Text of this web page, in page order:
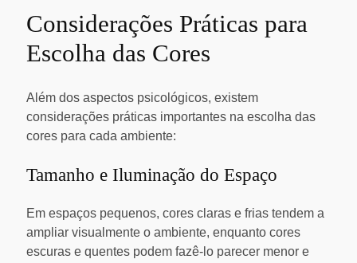
Considerações Práticas para
Escolha das Cores
Além dos aspectos psicológicos, existem
considerações práticas importantes na escolha das
cores para cada ambiente:
Tamanho e Iluminação do Espaço
Em espaços pequenos, cores claras e frias tendem a
ampliar visualmente o ambiente, enquanto cores
escuras e quentes podem fazê-lo parecer menor e